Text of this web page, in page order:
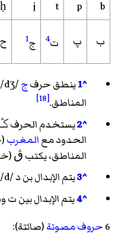
b
p
t
j
ḥ
ب پ ت4 ج1 ح
^1 ينطق حرفج/dʒ/
المناطق.[18]
^2 يستخدم الحرف ݣ
الحدود معالمغرب
المناطق، يكتب ڨ
^3 يتم الإبدال بن د/d/
^4 يتم الإبدال بين ت
6حروف مصوتة(صائتة):